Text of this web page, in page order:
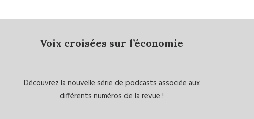
Voix croisées sur l’économie
Découvrez la nouvelle série de podcasts associée aux
différents numéros de la revue !